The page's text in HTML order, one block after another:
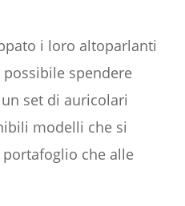
i loro altoparlanti
possibile spendere
set di auricolari
modelli che si
che alle